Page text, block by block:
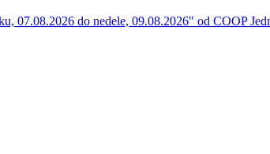
07.08.2026 do nedele, 09.08.2026" od COOP